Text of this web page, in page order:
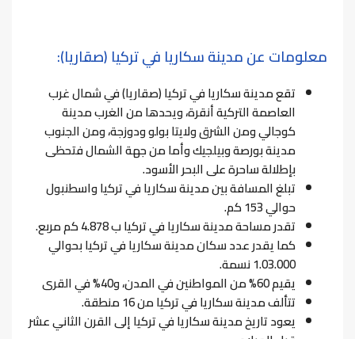
معلومات عن مدينة سكاريا في تركيا (صقاريا):
تقع مدينة سكاريا في تركيا (صقاريا) في شمال غرب
العاصمة التركية أنقرة، ويحدها من الغرب مدينة
كوجالي ومن الشرق ولايتا بولو ودوزجة، ومن الجنوب
مدينة بورصة وبيلجيك وأما من جهة الشمال فتحظى
بإطلالة ساحرة على البحر الأسود.
تبلغ المسافة بين مدينة سكاريا في تركيا واسطنبول
حوالي 153 كم.
تقدر مساحة مدينة سكاريا في تركيا ب 4.878 كم مربع.
كما يقدر عدد سكان مدينة سكاريا في تركيا بحوالي
1.03.000 نسمة.
يقيم 60% من المواطنين في المدن، و40% في القرى
تتألف مدينة سكاريا في تركيا من 16 منطقة.
يعود تاريخ مدينة سكاريا في تركيا إلى القرن الثاني عشر